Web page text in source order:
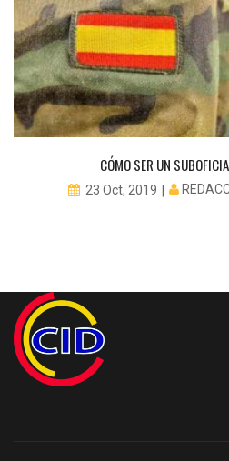
CÓMO SER UN
23 Oct, 2019